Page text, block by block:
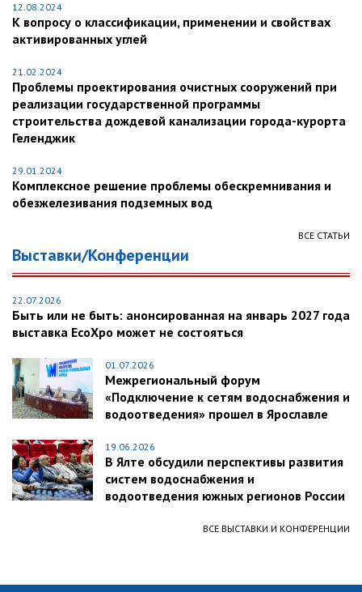
12.08.2024
К вопросу о классификации, применении и свойствах
активированных углей
21.02.2024
Проблемы проектирования очистных сооружений при
реализации государственной программы
строительства дождевой канализации города-курорта
Геленджик
29.01.2024
Комплексное решение проблемы обескремнивания и
обезжелезивания подземных вод
ВСЕ СТАТЬИ
Выставки/Конференции
22.07.2026
Быть или не быть: анонсированная на январь 2027 года
выставка EcoXpo может не состояться
01.07.2026
Межрегиональный форум
«Подключение к сетям водоснабжения и
водоотведения» прошел в Ярославле
19.06.2026
В Ялте обсудили перспективы развития
систем водоснабжения и
водоотведения южных регионов России
ВСЕ ВЫСТАВКИ И КОНФЕРЕНЦИИ